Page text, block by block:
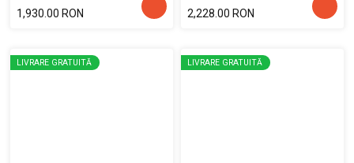
1,930.00 RON
2,228.00 RON
LIVRARE GRATUITĂ LIVRARE GRATUITĂ